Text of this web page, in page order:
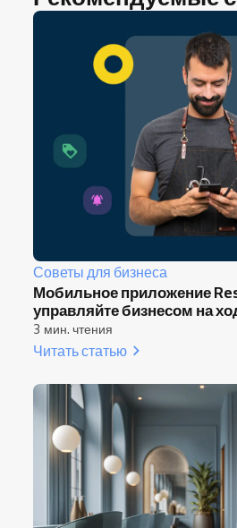
Советы для бизнеса
Мобильное приложение
управляйте бизнесом на
3 мин. чтения
Читать статью